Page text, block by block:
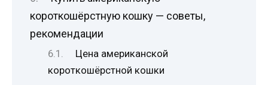
короткошёрстную кошку — советы,
рекомендации
Цена американской
короткошёрстной кошки